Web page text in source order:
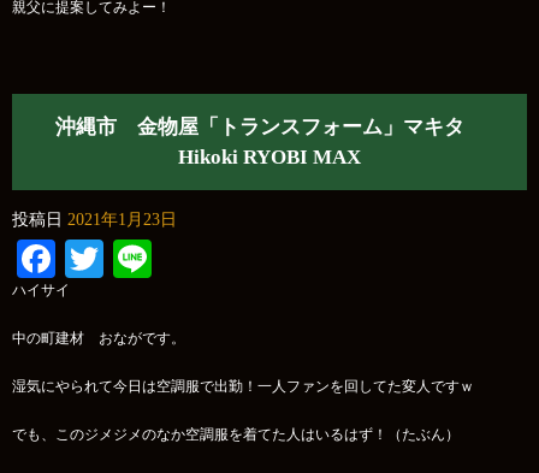
親父に提案してみよー！
沖縄市 金物屋「トランスフォーム」マキタ
Hikoki RYOBI MAX
投稿日 2021年1月23日
Facebook
Twitter
ハイサイ
中の町建材 おながです。
湿気にやられて今日は空調服で出勤！一人ファンを回してた変人ですｗ
でも、このジメジメのなか空調服を着てた人はいるはず！（たぶん）